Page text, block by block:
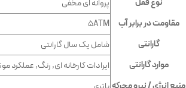
پروانه ای مخفی
مقاومت در برابر آب
5ATM
گارانتی
شامل یک سال گارانتی
موارد گارانتی
ایرادات کارخانه ای, رنگ, عملکرد